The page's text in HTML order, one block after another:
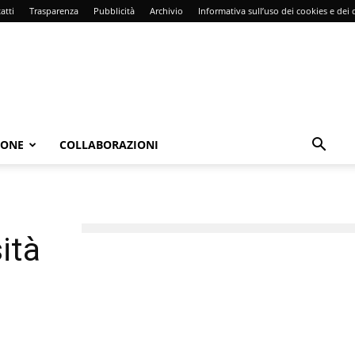
Trasparenza Pubblicità Archivio Informativa sull’uso dei cookies e dei
COLLABORAZIONI